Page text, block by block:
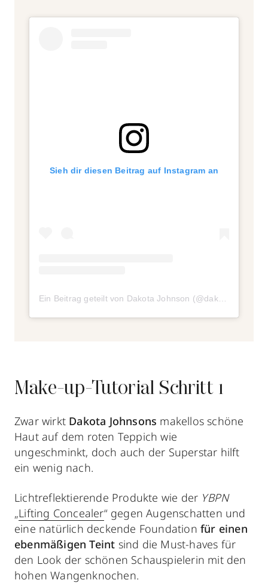
Sieh dir diesen Beitrag auf Instagram an
Make-up-Tutorial Schritt 1
Zwar wirkt Dakota Johnsons makellos schöne
Haut auf dem roten Teppich wie
ungeschminkt, doch auch der Superstar hilft
ein wenig nach.
Lichtreflektierende Produkte wie der YBPN
„Lifting Concealer“ gegen Augenschatten und
eine natürlich deckende Foundationfür einen
ebenmäßigen Teint sind die Must-haves für
den Look der schönen Schauspielerin mit den
hohen Wangenknochen.